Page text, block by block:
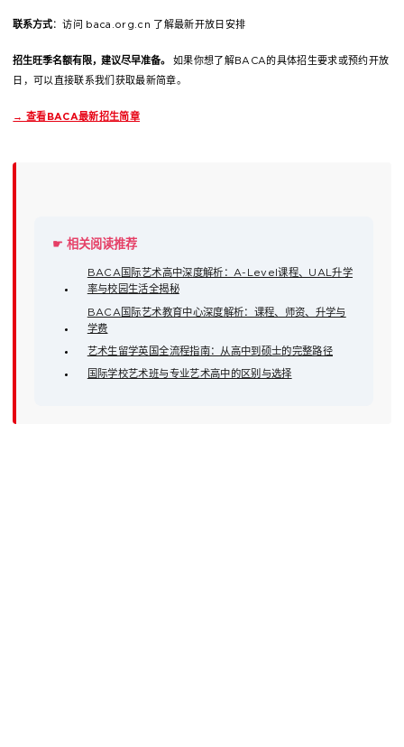
联系方式：访问 baca.org.cn 了解最新开放日安排
招生旺季名额有限，建议尽早准备。
如果你想了解BACA的具体招生要求或预约开放
日，可以直接联系我们获取最新简章。
→ 查看BACA最新招生简章
☛ 相关阅读推荐
BACA国际艺术高中深度解析：A-Level课程、UAL升学
率与校园生活全揭秘
BACA国际艺术教育中心深度解析：课程、师资、升学与
学费
艺术生留学英国全流程指南：从高中到硕士的完整路径
国际学校艺术班与专业艺术高中的区别与选择